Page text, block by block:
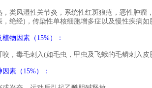
，类风湿性关节炎，系统性红斑狼疮，恶性肿瘤
，绝经)，传染性单核细胞增多症以及慢性疾病如
物因素（15%）：
咬，毒毛刺入(如毛虫，甲虫及飞蛾的毛鳞刺入皮
（15%）：